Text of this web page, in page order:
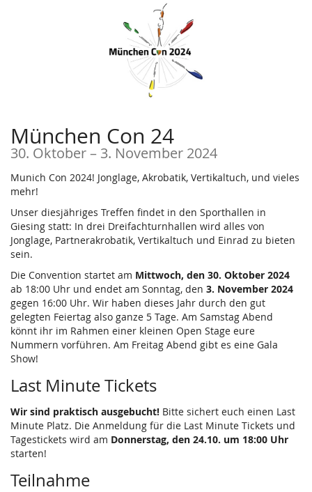
München Con 24
30. Oktober–bis
3. November 2024
Munich Con 2024! Jonglage, Akrobatik, Vertikaltuch, und vieles
mehr!
Unser diesjähriges Treffen findet in den Sporthallen in
Giesing statt: In drei Dreifachturnhallen wird alles von
Jonglage, Partnerakrobatik, Vertikaltuch und Einrad zu bieten
sein.
Die Convention startet am Mittwoch, den 30. Oktober 2024
ab 18:00 Uhr und endet am Sonntag, den 3. November 2024
gegen 16:00 Uhr. Wir haben dieses Jahr durch den gut
gelegten Feiertag also ganze 5 Tage. Am Samstag Abend
könnt ihr im Rahmen einer kleinen Open Stage eure
Nummern vorführen. Am Freitag Abend gibt es eine Gala
Show!
Last Minute Tickets
Wir sind praktisch ausgebucht! Bitte sichert euch einen Last
Minute Platz. Die Anmeldung für die Last Minute Tickets und
Tagestickets wird am Donnerstag, den 24.10. um 18:00 Uhr
starten!
Teilnahme